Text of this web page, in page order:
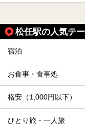
松任駅の人気テ
宿泊
お食事・食事処
格安（1,000円以下）
ひとり旅・一人旅